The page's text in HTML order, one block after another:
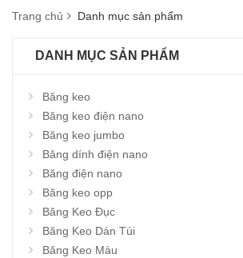
Trang chủ Danh mục sản phẩm
DANH MỤC SẢN PHẨM
Băng keo
Băng keo điện nano
Băng keo jumbo
Băng dính điện nano
Băng điện nano
Băng keo opp
Băng Keo Đục
Băng Keo Dán Túi
Băng Keo Màu